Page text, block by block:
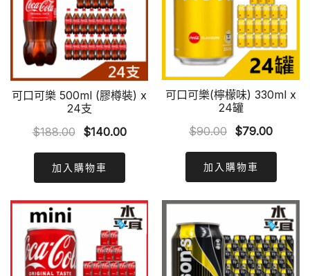
可口可樂 500ml (膠樽裝) x
24支
$188.00
Original
was:
$188.00.
$140.00Current
加入購物車
可口可樂(檸檬味) 330ml x
24罐
$90.00 Original
was:
$90.00.
$79.00
加入購物車